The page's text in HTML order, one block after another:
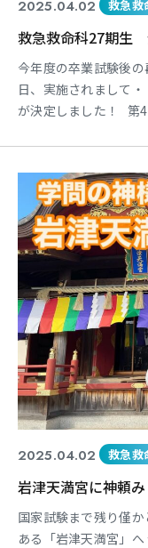
2025.04.02 救急救
救急救命科27期生
今年度の卒業試験後
日、実施されまして
が決定しました！ 第
す。
2025.04.02 救急救
岩津天満宮に神頼み
国家試験まで残り僅
ある「岩津天満宮」